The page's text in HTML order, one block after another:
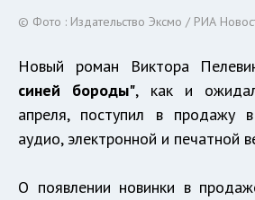
© Фото : Издательство Эксмо / РИА
Новый роман Виктора
синей бороды", как и
апреля, поступил в продажу
аудио, электронной и печатной
О появлении новинки в